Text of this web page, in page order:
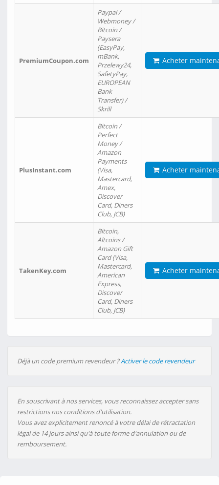
PremiumCoupon.com
Paypal /
Webmoney /
Bitcoin /
Paysera
(EasyPay,
mBank,
Przelewy24,
SafetyPay,
EUROPEAN
Bank
Transfer) /
Skrill
Acheter
PlusInstant.com
Bitcoin /
Perfect
Money /
Amazon
Payments
(Visa,
Mastercard,
Amex,
Discover
Card, Diners
Club, JCB)
Acheter
TakenKey.com
Bitcoin,
Altcoins /
Amazon Gift
Card (Visa,
Mastercard,
American
Express,
Discover
Card, Diners
Club, JCB)
Acheter
Déjà un code premium revendeur ?Activer le code revendeur
En souscrivant à nos services, vous reconnaissez accepter sans
restrictions nos conditions d'utilisation.
Vous avez explicitement renoncé à votre délai de rétractation
légal de 14 jours ainsi qu'à toute forme d'annulation ou de
remboursement.